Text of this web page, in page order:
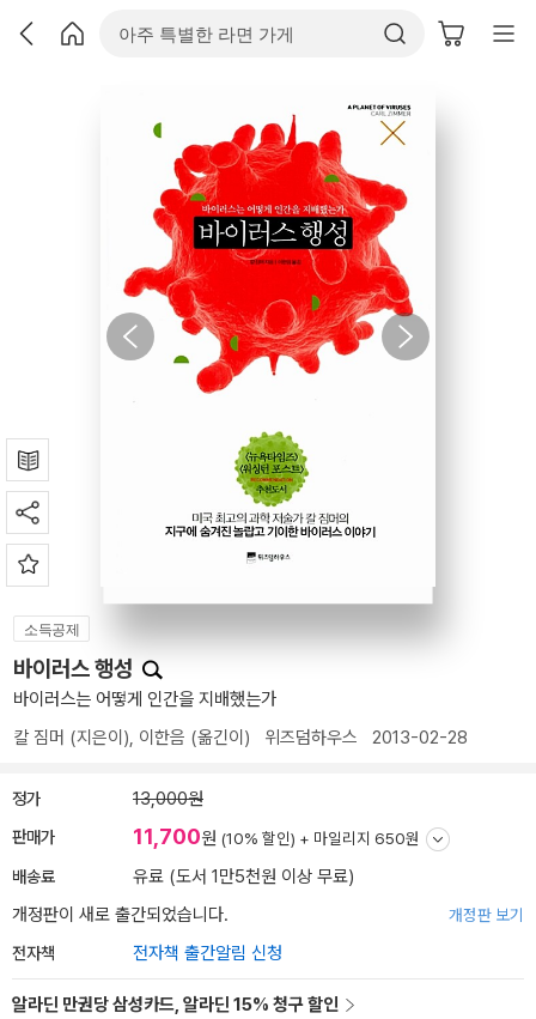
소득공제
바이러스 행성
바이러스는 어떻게 인간을 지배했는가
칼 짐머 (지은이), 이한음 (옮긴이) 위즈덤하우스 2013-02-28
정가 13,000원
판매가 11,700원 (10% 할인) + 마일리지 650원
배송료
유료 (도서 1만5천원 이상 무료)
개정판이 새로 출간되었습니다.
개정판 보기
전자책 전자책 출간알림 신청
알라딘 만권당 삼성카드, 알라딘 15% 청구 할인